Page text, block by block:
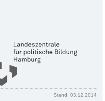
Stand: 03.12.2014